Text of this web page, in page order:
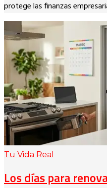
protege las finanzas
Tu Vida Real
Los días para